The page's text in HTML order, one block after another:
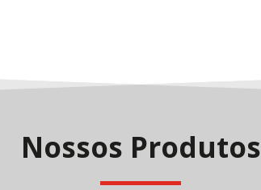
Nossos Produtos